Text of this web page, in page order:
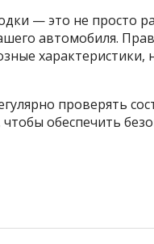
— это не просто
автомобиля.
характеристики,
проверять
обеспечить